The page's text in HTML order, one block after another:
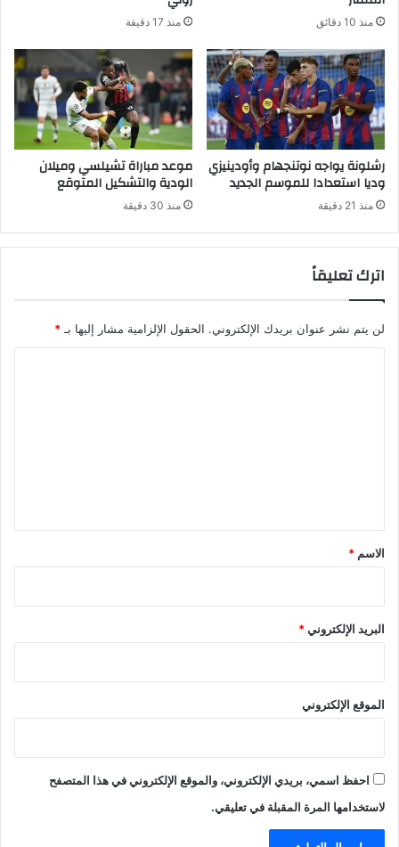
منذ 10 دقائق منذ 17 دقيقة
رشلونة يواجه نوتنجهام وأودينيزي
وديا استعدادا للموسم الجديد
منذ 21 دقيقة
موعد مباراة تشيلسي وميلان
الودية والتشكيل المتوقع
منذ 30 دقيقة
اترك تعليقاً
لن يتم نشر عنوان بريدك الإلكتروني. الحقول الإلزامية مشار إليها بـ *
*
الاسم *
البريد الإلكتروني*
الموقع الإلكتروني
احفظ اسمي، بريدي الإلكتروني، والموقع الإلكتروني في هذا المتصفح
لاستخدامها المرة المقبلة في تعليقي.